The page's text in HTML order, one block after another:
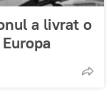
a livrat o